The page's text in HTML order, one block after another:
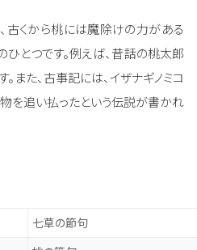
古くから桃には魔除けの力がある
とつです。例えば、昔話の桃太郎
また、古事記には、イザナギノミコ
を追い払ったという伝説が書かれ
七草の節句